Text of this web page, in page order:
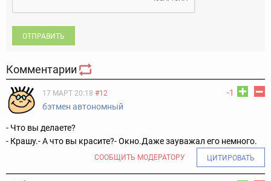
ОТПРАВИТЬ
Комментарии
-1
17 МАРТ 20:18 #12
бэтмен автономный
- Что вы делаете?
- Крашу.- А что вы красите?- Окно.Даже зауважал его немного.
СООБЩИТЬ МОДЕРАТОРУ ЦИТИРОВАТЬ